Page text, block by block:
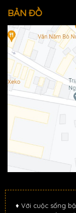
BẢN ĐỒ
♦ Với cuộc sống